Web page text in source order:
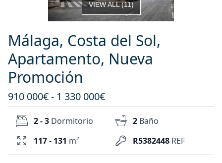
VIEW ALL(11)
Málaga, Costa del Sol,
Apartamento, Nueva
Promoción
910 000€ - 1 330 000€
R5382448 REF
2 - 3 Dormitorio 2 Baño
117 - 131 m²